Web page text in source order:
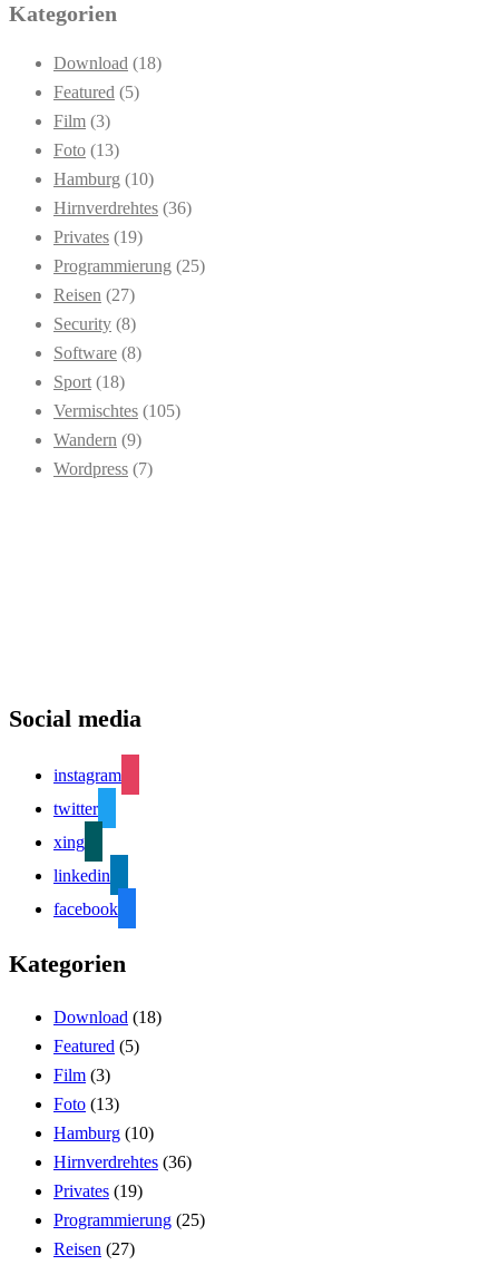
Kategorien
Download (18)
Featured (5)
Film (3)
Foto (13)
Hamburg (10)
Hirnverdrehtes (36)
Privates (19)
Programmierung (25)
Reisen (27)
Security (8)
Software (8)
Sport (18)
Vermischtes (105)
Wandern (9)
Wordpress (7)
Social media
instagram
twitter
xing
linkedin
facebook
Kategorien
Download (18)
Featured (5)
Film (3)
Foto (13)
Hamburg (10)
Hirnverdrehtes (36)
Privates (19)
Programmierung (25)
Reisen (27)